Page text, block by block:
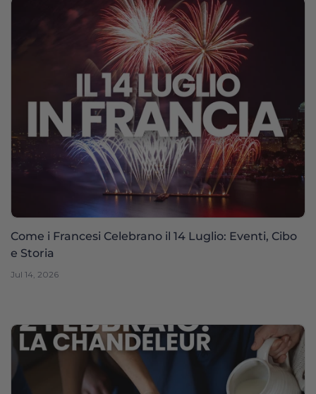
Come i Francesi Celebrano il 14 Luglio: Eventi, Cibo
e Storia
Jul 14, 2026